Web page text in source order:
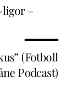
ligor –
(Fotboll
Podcast)